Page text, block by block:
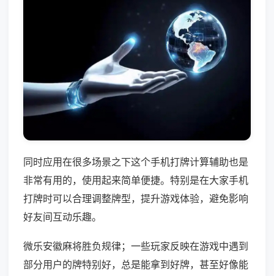
同时应用在很多场景之下这个手机打牌计算辅助也是
非常有用的，使用起来简单便捷。特别是在大家手机
打牌时可以合理调整牌型，提升游戏体验，避免影响
好友间互动乐趣。
微乐安徽麻将胜负规律；一些玩家反映在游戏中遇到
部分用户的牌特别好，总是能拿到好牌，甚至好像能